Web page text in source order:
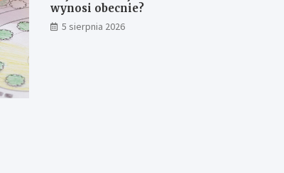
wynosi obecnie?
5 sierpnia 2026